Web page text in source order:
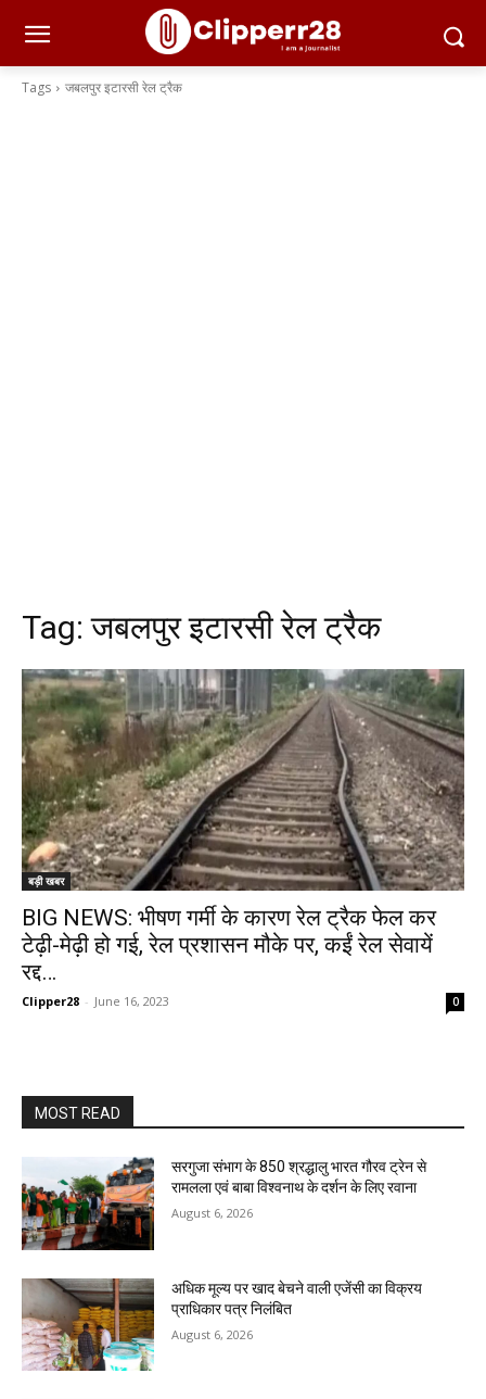
Tags जबलपुर इटारसी रेल ट्रैक
Tag:जबलपुर इटारसी रेल ट्रैक
बड़ी खबर
BIG NEWS: भीषण गर्मी के कारण रेल ट्रैक फेल कर
टेढ़ी-मेढ़ी हो गई, रेल प्रशासन मौके पर, कईं रेल सेवायें
रद्द…
Clipper28 - June 16, 2023 0
MOST READ
सरगुजा संभाग के 850 श्रद्धालु भारत गौरव ट्रेन से
रामलला एवं बाबा विश्वनाथ के दर्शन के लिए रवाना
August 6, 2026
अधिक मूल्य पर खाद बेचने वाली एजेंसी का विक्रय
प्राधिकार पत्र निलंबित
August 6, 2026